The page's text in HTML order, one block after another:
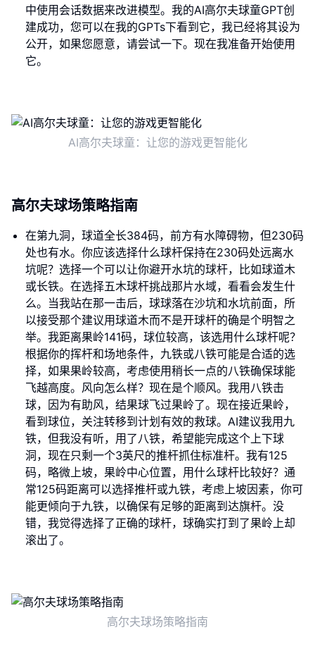
中使用会话数据来改进模型。我的AI高尔夫球童GPT创
建成功，您可以在我的GPTs下看到它，我已经将其设为
公开，如果您愿意，请尝试一下。现在我准备开始使用
它。
AI高尔夫球童：让您的游戏更智能化
高尔夫球场策略指南
在第九洞，球道全长384码，前方有水障碍物，但230码
处也有水。你应该选择什么球杆保持在230码处远离水
坑呢？选择一个可以让你避开水坑的球杆，比如球道木
或长铁。在选择五木球杆挑战那片水域，看看会发生什
么。当我站在那一击后，球球落在沙坑和水坑前面，所
以接受那个建议用球道木而不是开球杆的确是个明智之
举。我距离果岭141码，球位较高，该选用什么球杆呢？
根据你的挥杆和场地条件，九铁或八铁可能是合适的选
择，如果果岭较高，考虑使用稍长一点的八铁确保球能
飞越高度。风向怎么样？现在是个顺风。我用八铁击
球，因为有助风，结果球飞过果岭了。现在接近果岭，
看到球位，关注转移到计划有效的救球。AI建议我用九
铁，但我没有听，用了八铁，希望能完成这个上下球
洞，现在只剩一个3英尺的推杆抓住标准杆。我有125
码，略微上坡，果岭中心位置，用什么球杆比较好？通
常125码距离可以选择推杆或九铁，考虑上坡因素，你可
能更倾向于九铁，以确保有足够的距离到达旗杆。没
错，我觉得选择了正确的球杆，球确实打到了果岭上却
滚出了。
高尔夫球场策略指南